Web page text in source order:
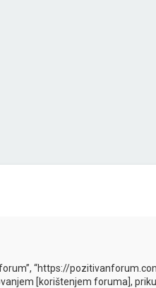
“https://
[korištenjem foruma],